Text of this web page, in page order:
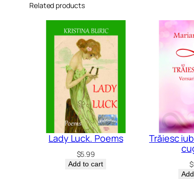
Related products
Lady Luck. Poems
$5.99
Add to cart
Trăiesc
$